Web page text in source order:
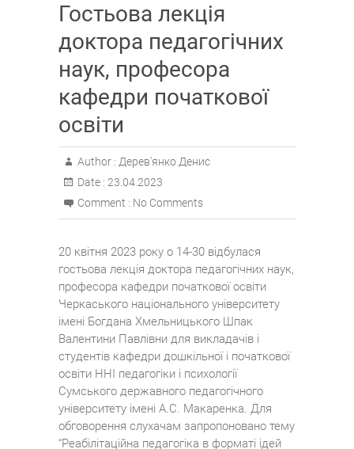
Гостьова лекція
доктора педагогічних
наук, професора
кафедри початкової
освіти
Author : Дерев'янко Денис
Date : 23.04.2023
Comment : No Comments
20 квітня 2023 року о 14-30 відбулася
гостьова лекція доктора педагогічних наук,
професора кафедри початкової освіти
Черкаського національного університету
імені Богдана Хмельницького Шпак
Валентини Павлівни для викладачів і
студентів кафедри дошкільної і початкової
освіти ННІ педагогіки і психології
Сумського державного педагогічного
університету імені А.С. Макаренка. Для
обговорення слухачам запропоновано тему
“Реабілітаційна педагогіка в форматі ідей